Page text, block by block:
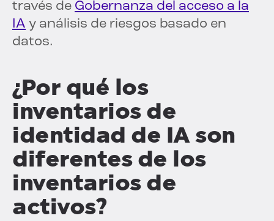
través de Gobernanza del acceso a la
IA y análisis de riesgos basado en
datos.
¿Por qué los
inventarios de
identidad de IA son
diferentes de los
inventarios de
activos?